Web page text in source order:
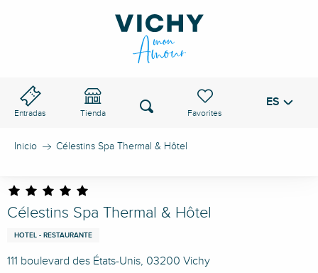
Entradas Tienda
Voir les favoris
Buscar ES
Inicio Célestins Spa Thermal & Hôtel
Célestins Spa Thermal & Hôtel
HOTEL - RESTAURANTE
111 boulevard des États-Unis, 03200 Vichy